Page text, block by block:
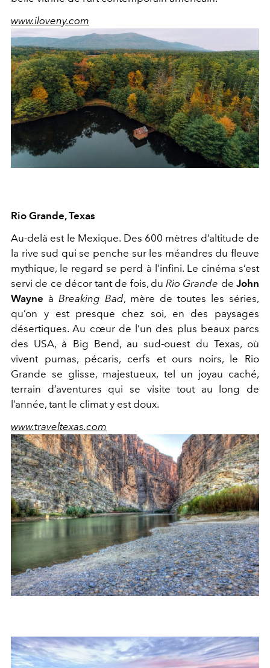
www.iloveny.com
Rio Grande, Texas
Au-delà est le Mexique. Des 600 mètres d’altitude de
la rive sud qui se penche sur les méandres du fleuve
mythique, le regard se perd à l’infini. Le cinéma s’est
servi de ce décor tant de fois, duRio Grande deJohn
Wayne à Breaking Bad, mère de toutes les séries,
qu’on y est presque chez soi, en des paysages
désertiques. Au cœur de l’un des plus beaux parcs
des USA, à Big Bend, au sud-ouest du Texas, où
vivent pumas, pécaris, cerfs et ours noirs, le Rio
Grande se glisse, majestueux, tel un joyau caché,
terrain d’aventures qui se visite tout au long de
l’année, tant le climat y est doux.
www.traveltexas.com